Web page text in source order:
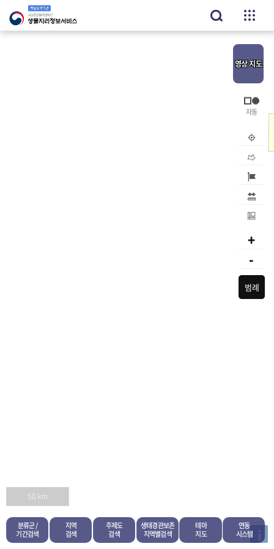
분류군 /
기간검색
지역
검색
주제도
검색
생태경관보존
지역별검색
테마
지도
연동
시스템 i
50 km
영상지도
내위치
공간검
지역검
거리
면적
+
-
범례